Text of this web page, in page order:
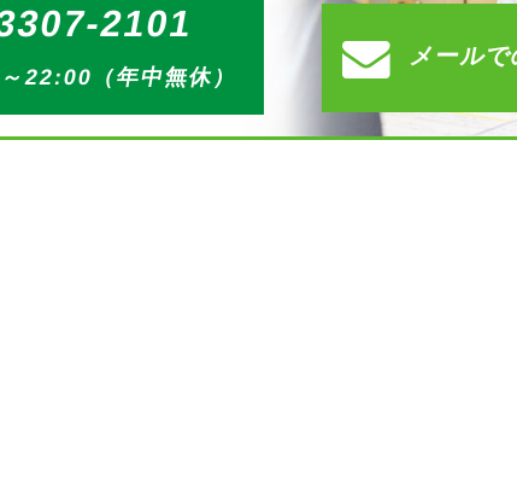
2101
22:00（年中無休）
メール